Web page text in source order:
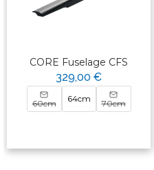
CORE Fuselage CFS
329,00 €
60cm 64cm 70cm